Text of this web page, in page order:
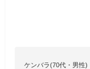
ケンバラ(70代・男性)